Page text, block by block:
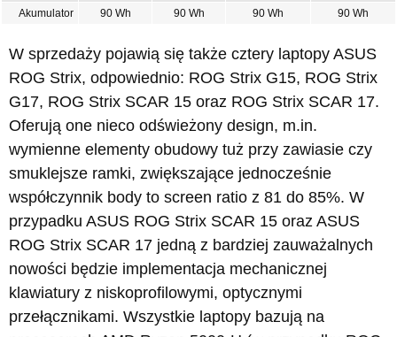
Akumulator 90 Wh 90 Wh 90 Wh 90 Wh
W sprzedaży pojawią się także cztery laptopy ASUS
ROG Strix, odpowiednio: ROG Strix G15, ROG Strix
G17, ROG Strix SCAR 15 oraz ROG Strix SCAR 17.
Oferują one nieco odświeżony design, m.in.
wymienne elementy obudowy tuż przy zawiasie czy
smuklejsze ramki, zwiększające jednocześnie
współczynnik body to screen ratio z 81 do 85%. W
przypadku ASUS ROG Strix SCAR 15 oraz ASUS
ROG Strix SCAR 17 jedną z bardziej zauważalnych
nowości będzie implementacja mechanicznej
klawiatury z niskoprofilowymi, optycznymi
przełącznikami. Wszystkie laptopy bazują na